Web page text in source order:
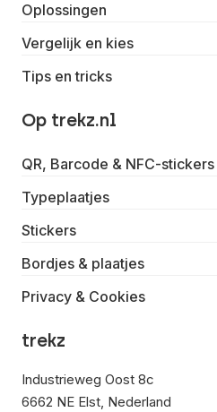
Oplossingen
Vergelijk en kies
Tips en tricks
Op trekz.nl
QR, Barcode & NFC-stickers
Typeplaatjes
Stickers
Bordjes & plaatjes
Privacy & Cookies
trekz
Industrieweg Oost 8c
6662 NE Elst, Nederland